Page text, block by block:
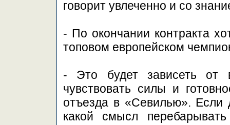
говорит увлеченно и со
- По окончании контракта
топовом европейском
- Это будет зависеть от
чувствовать силы и
отъезда в «Севилью». Если
какой смысл